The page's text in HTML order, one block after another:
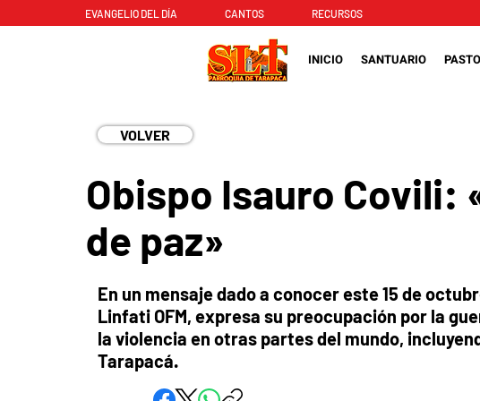
EVANGELIO DEL DÍA CANTOS RECURSOS
INICIO SANTUARIO
VOLVER
Obispo Isauro Covili:
de paz»
En un mensaje dado a conocer este 15 de
Linfati OFM, expresa su preocupación por la
la violencia en otras partes del mundo,
Tarapacá.